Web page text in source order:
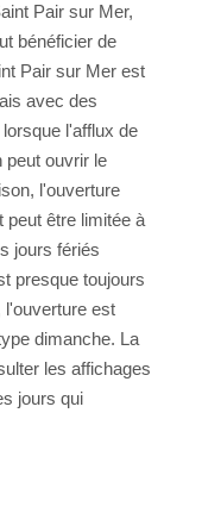
Pair sur Mer,
bénéficier de
Pair sur Mer est
avec des
l'afflux de
peut ouvrir le
l'ouverture
peut être limitée à
jours fériés
presque toujours
l'ouverture est
dimanche. La
les affichages
jours qui